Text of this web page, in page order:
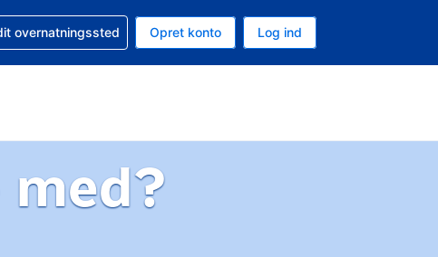
er Danske kroner
sprog er Dansk
en booking
overnatningssted Opret konto Log ind